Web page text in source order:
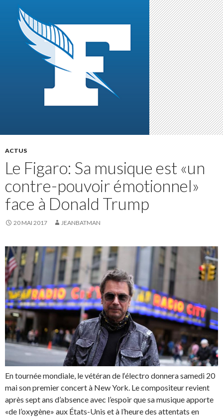
ACTUS
Le Figaro: Sa musique est «un
contre-pouvoir émotionnel»
face à Donald Trump
20 MAI 2017 JEANBATMAN
En tournée mondiale, le vétéran de l‘électro donnera samedi 20
mai son premier concert à New York. Le compositeur revient
après sept ans d’absence avec l’espoir que sa musique apporte
«de l’oxygène» aux États-Unis et à l’heure des attentats en